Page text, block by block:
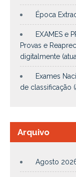
Época
EXAMES e
Provas e
digitalmente
Exames
de classificação
Arquivo
Agosto